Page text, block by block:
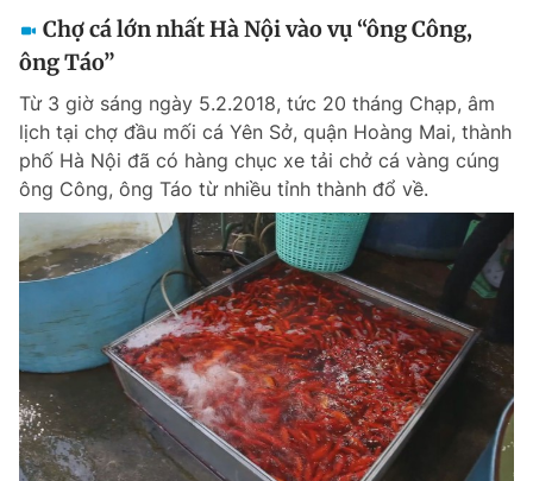
Chợ cá lớn nhất Hà Nội vào vụ “ông Công,
ông Táo”
Từ 3 giờ sáng ngày 5.2.2018, tức 20 tháng Chạp, âm
lịch tại chợ đầu mối cá Yên Sở, quận Hoàng Mai, thành
phố Hà Nội đã có hàng chục xe tải chở cá vàng cúng
ông Công, ông Táo từ nhiều tỉnh thành đổ về.